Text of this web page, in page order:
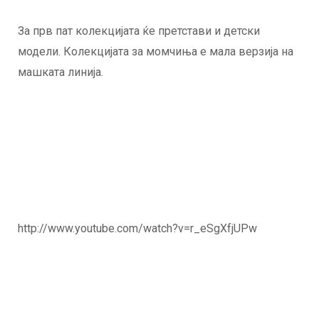
За прв пат колекцијата ќе претстави и детски
модели. Колекцијата за момчиња е мала верзија на
машката линија.
http://www.youtube.com/watch?v=r_eSgXfjUPw